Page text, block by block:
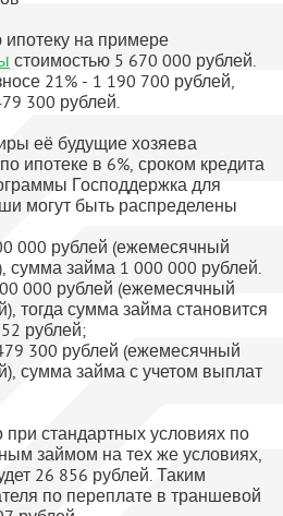
на примере
стоимостью 5 670 000 рублей.
21% - 1 190 700 рублей,
300 рублей.
её будущие хозяева
ипотеке в 6%, сроком кредита
Господдержка для
могут быть распределены
000 рублей (ежемесячный
сумма займа 1 000 000 рублей.
000 рублей (ежемесячный
тогда сумма займа становится
рублей;
300 рублей (ежемесячный
сумма займа с учетом выплат
стандартных условиях по
займом на тех же условиях,
26 856 рублей. Таким
по переплате в траншевой